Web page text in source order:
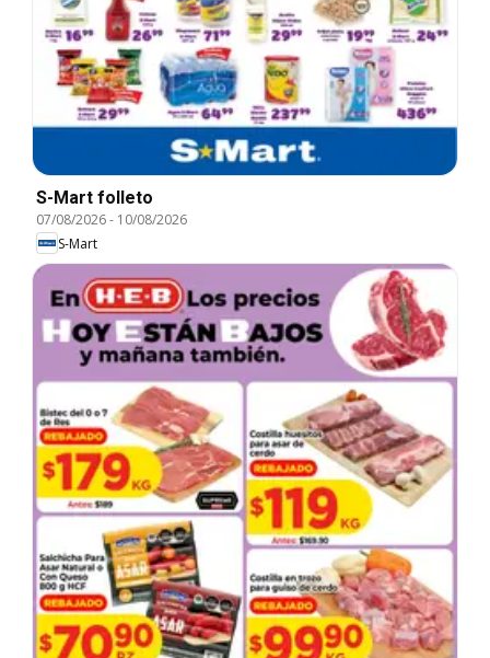
S-Mart folleto
07/08/2026- 10/08/2026
S-Mart